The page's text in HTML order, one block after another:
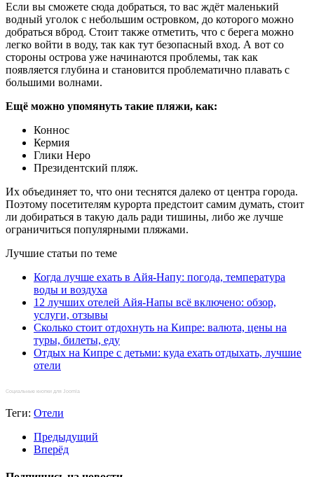
Если вы сможете сюда добраться, то вас ждёт маленький
водный уголок с небольшим островком, до которого можно
добраться вброд. Стоит также отметить, что с берега можно
легко войти в воду, так как тут безопасный вход. А вот со
стороны острова уже начинаются проблемы, так как
появляется глубина и становится проблематично плавать с
большими волнами.
Ещё можно упомянуть такие пляжи, как:
Коннос
Кермия
Глики Неро
Президентский пляж.
Их объединяет то, что они теснятся далеко от центра города.
Поэтому посетителям курорта предстоит самим думать, стоит
ли добираться в такую даль ради тишины, либо же лучше
ограничиться популярными пляжами.
Лучшие статьи по теме
Когда лучше ехать в Айя-Напу: погода, температура
воды и воздуха
12 лучших отелей Айя-Напы всё включено: обзор,
услуги, отзывы
Сколько стоит отдохнуть на Кипре: валюта, цены на
туры, билеты, еду
Отдых на Кипре с детьми: куда ехать отдыхать, лучшие
отели
Социальные кнопки для Joomla
Теги: Отели
Предыдущий
Вперёд